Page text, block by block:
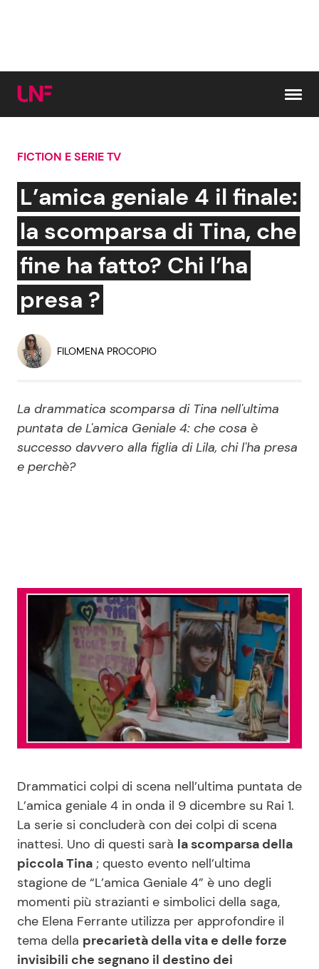
Cerca:
News e Cronaca
Attualità Italiana
Economia
Persone Scomparse
Politica
Gossip e TV
Bellezze VIP
Reality e Talent
Soap Opera
News Spettacolo
Benessere
Moda e Style
Mondo Mamma
News benessere
Salute
Viaggi e Turismo
Festività
Cucina e Ricette
Consigli di Cucina
Dolci
Le Ricette in TV
Primi Piatti
Ricette Facili e Veloci
Ricette Feste
Ricette per Bambini
FICTION E SERIE TV
L’amica geniale 4 il finale:
la scomparsa di Tina, che
fine ha fatto? Chi l’ha
presa ?
FILOMENA PROCOPIO
La drammatica scomparsa di Tina nell'ultima
puntata de L'amica Geniale 4: che cosa è
successo davvero alla figlia di Lila, chi l'ha presa
e perchè?
Drammatici colpi di scena nell’ultima puntata de
L’amica geniale 4 in onda il 9 dicembre su Rai 1.
La serie si concluderà con dei colpi di scena
inattesi. Uno di questi sarà la scomparsa della
piccola Tina ; questo evento nell’ultima
stagione de “L’amica Geniale 4” è uno degli
momenti più strazianti e simbolici della saga,
che Elena Ferrante utilizza per approfondire il
tema della precarietà della vita e delle forze
invisibili che segnano il destino dei